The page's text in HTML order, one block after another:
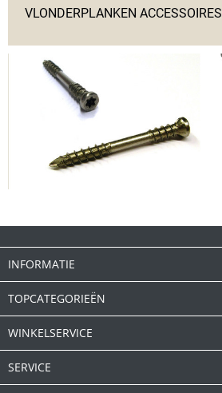
VLONDERPLANKEN ACCESSOIRES
INFORMATIE
TOPCATEGORIEËN
WINKELSERVICE
SERVICE